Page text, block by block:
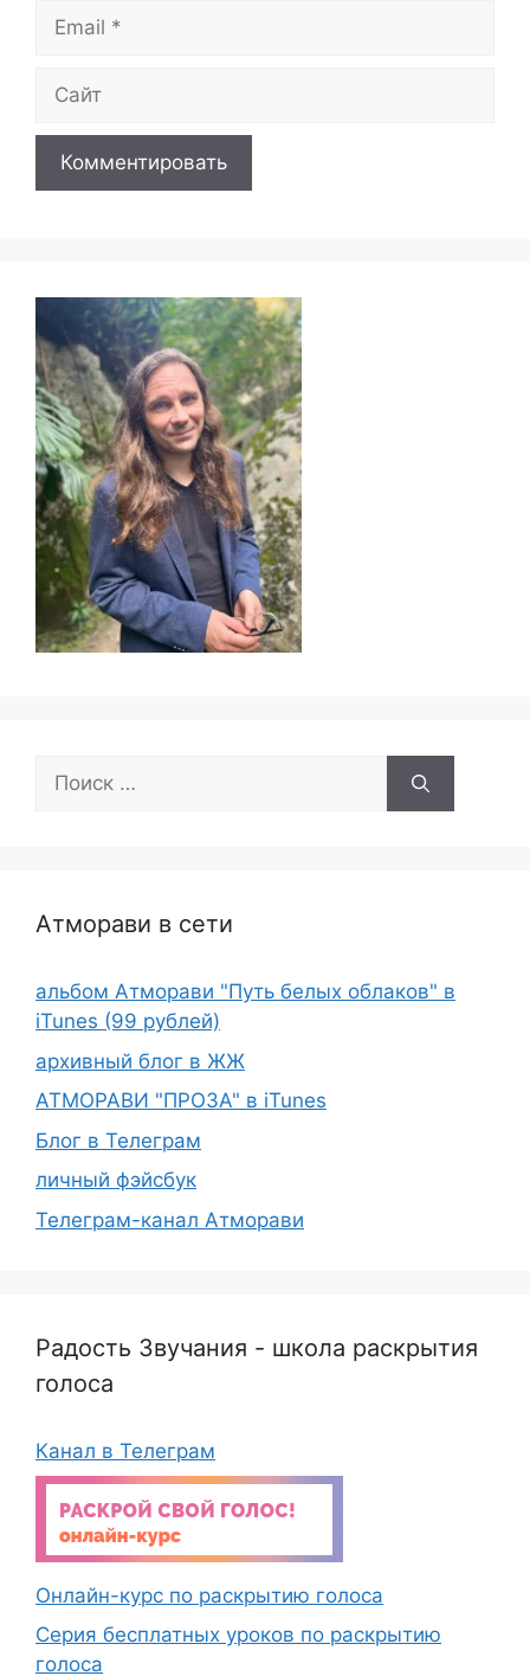
Email
Сайт
Поиск:
Атморави в сети
альбом Атморави "Путь белых облаков" в
iTunes (99 рублей)
архивный блог в ЖЖ
АТМОРАВИ "ПРОЗА" в iTunes
Блог в Телеграм
личный фэйсбук
Телеграм-канал Атморави
Радость Звучания - школа раскрытия
голоса
Канал в Телеграм
Онлайн-курс по раскрытию голоса
Серия бесплатных уроков по раскрытию
голоса